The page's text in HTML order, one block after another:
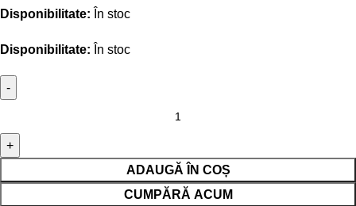
Disponibilitate: În stoc
Disponibilitate: În stoc
ADAUGĂ ÎN COȘ
CUMPĂRĂ ACUM